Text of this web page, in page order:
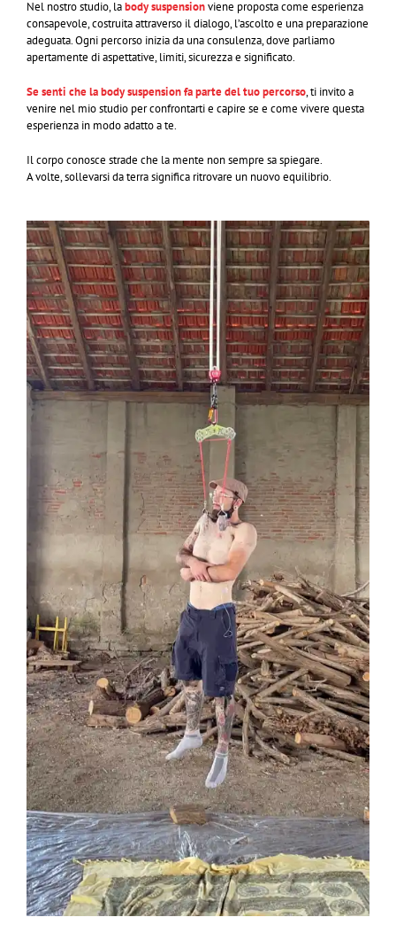
Nel nostro studio, labody suspensionviene proposta come esperienza
consapevole, costruita attraverso il dialogo, l’ascolto e una preparazione
adeguata. Ogni percorso inizia da una consulenza, dove parliamo
apertamente di aspettative, limiti, sicurezza e significato.
Se senti che la body suspension fa parte del tuo percorso, ti invito a
venire nel mio studio per confrontarti e capire se e come vivere questa
esperienza in modo adatto a te.
Il corpo conosce strade che la mente non sempre sa spiegare.
A volte, sollevarsi da terra significa ritrovare un nuovo equilibrio.